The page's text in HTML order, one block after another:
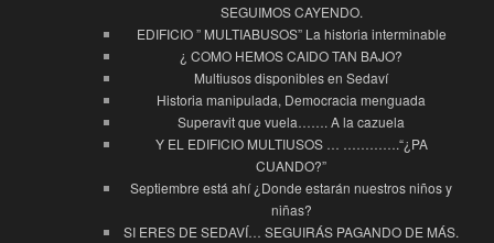
SEGUIMOS CAYENDO.
EDIFICIO ” MULTIABUSOS” La historia interminable
¿ COMO HEMOS CAIDO TAN BAJO?
Multiusos disponibles en Sedaví
Historia manipulada, Democracia menguada
Superavit que vuela……. A la cazuela
Y EL EDIFICIO MULTIUSOS … ………….“¿PA
CUANDO?”
Septiembre está ahí ¿Donde estarán nuestros niños y
niñas?
SI ERES DE SEDAVÍ… SEGUIRÁS PAGANDO DE MÁS.